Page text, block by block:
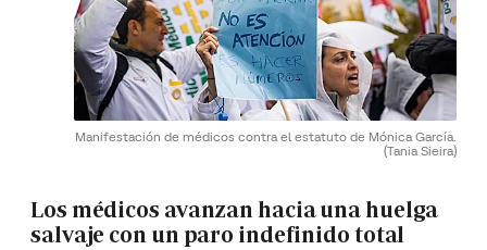
Manifestación de médicos contra el estatuto de Mónica García.
(Tania Sieira)
Los médicos avanzan hacia una huelga
salvaje con un paro indefinido total